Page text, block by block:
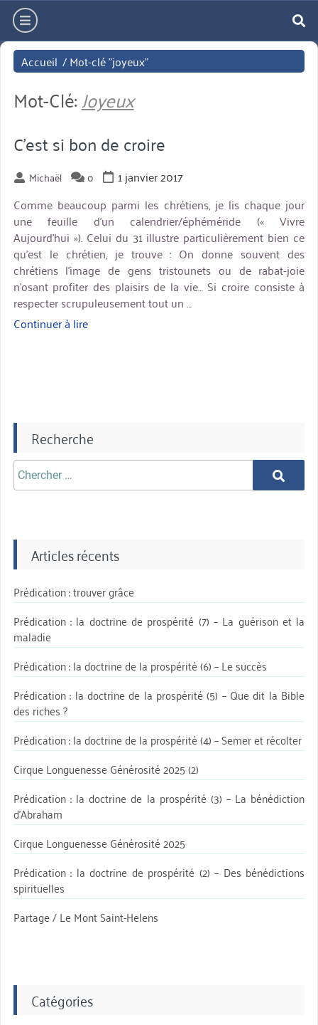
Aller
directement
au
contenu
hamburger
Accueil /Mot-clé "joyeux"
Mot-Clé:Joyeux
C’est si bon de croire
Michaël 0
1 janvier 2017
Comme beaucoup parmi les chrétiens, je lis chaque jour
une feuille d’un calendrier/éphéméride (« Vivre
Aujourd’hui »). Celui du 31 illustre particulièrement bien ce
qu’est le chrétien, je trouve : On donne souvent des
chrétiens l’image de gens tristounets ou de rabat-joie
n’osant profiter des plaisirs de la vie… Si croire consiste à
respecter scrupuleusement tout un …
Continuer à lire« C’est
Recherche
Chercher
aprè:
Chercher
Articles récents
Prédication : trouver grâce
Prédication : la doctrine de prospérité (7) – La guérison et la
maladie
Prédication : la doctrine de la prospérité (6) – Le succès
Prédication : la doctrine de la prospérité (5) – Que dit la Bible
des riches ?
Prédication : la doctrine de la prospérité (4) – Semer et récolter
Cirque Longuenesse Générosité 2025 (2)
Prédication : la doctrine de la prospérité (3) – La bénédiction
d’Abraham
Cirque Longuenesse Générosité 2025
Prédication : la doctrine de prospérité (2) – Des bénédictions
spirituelles
Partage / Le Mont Saint-Helens
Catégories